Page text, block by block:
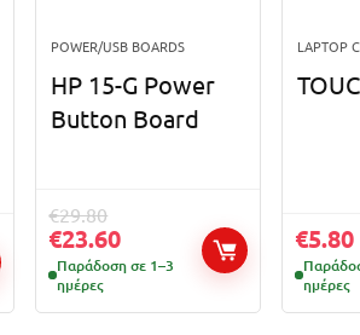
POWER/USB BOARDS
HP 15-G Power
Button Board
€29.80
€23.60
Παράδοση σε 1–3
ημέρες
LAPTOP
€5.80
ημέρες